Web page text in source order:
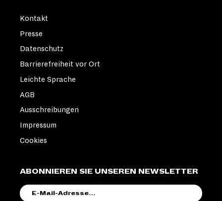
ABONNIEREN SIE UNSEREN NEWSLETTER
MAIL-
Kontakt
Presse
Datenschutz
Barrierefreiheit vor Ort
Leichte Sprache
AGB
Ausschreibungen
Impressum
Cookies